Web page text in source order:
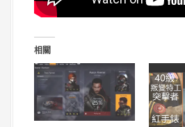
相關